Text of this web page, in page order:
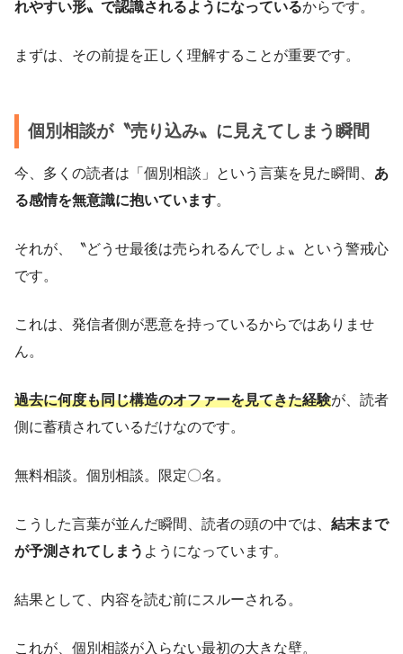
れやすい形〟で認識されるようになっているからです。
まずは、その前提を正しく理解することが重要です。
個別相談が〝売り込み〟に見えてしまう瞬間
今、多くの読者は「個別相談」という言葉を見た瞬間、 あ
る感情を無意識に抱いています。
それが、〝どうせ最後は売られるんでしょ〟という警戒心
です。
これは、発信者側が悪意を持っているからではありませ
ん。
過去に何度も同じ構造のオファーを見てきた経験が、読者
側に蓄積されているだけなのです。
無料相談。個別相談。限定〇名。
こうした言葉が並んだ瞬間、読者の頭の中では、 結末まで
が予測されてしまう ようになっています。
結果として、内容を読む前にスルーされる。
これが、個別相談が入らない最初の大きな壁。